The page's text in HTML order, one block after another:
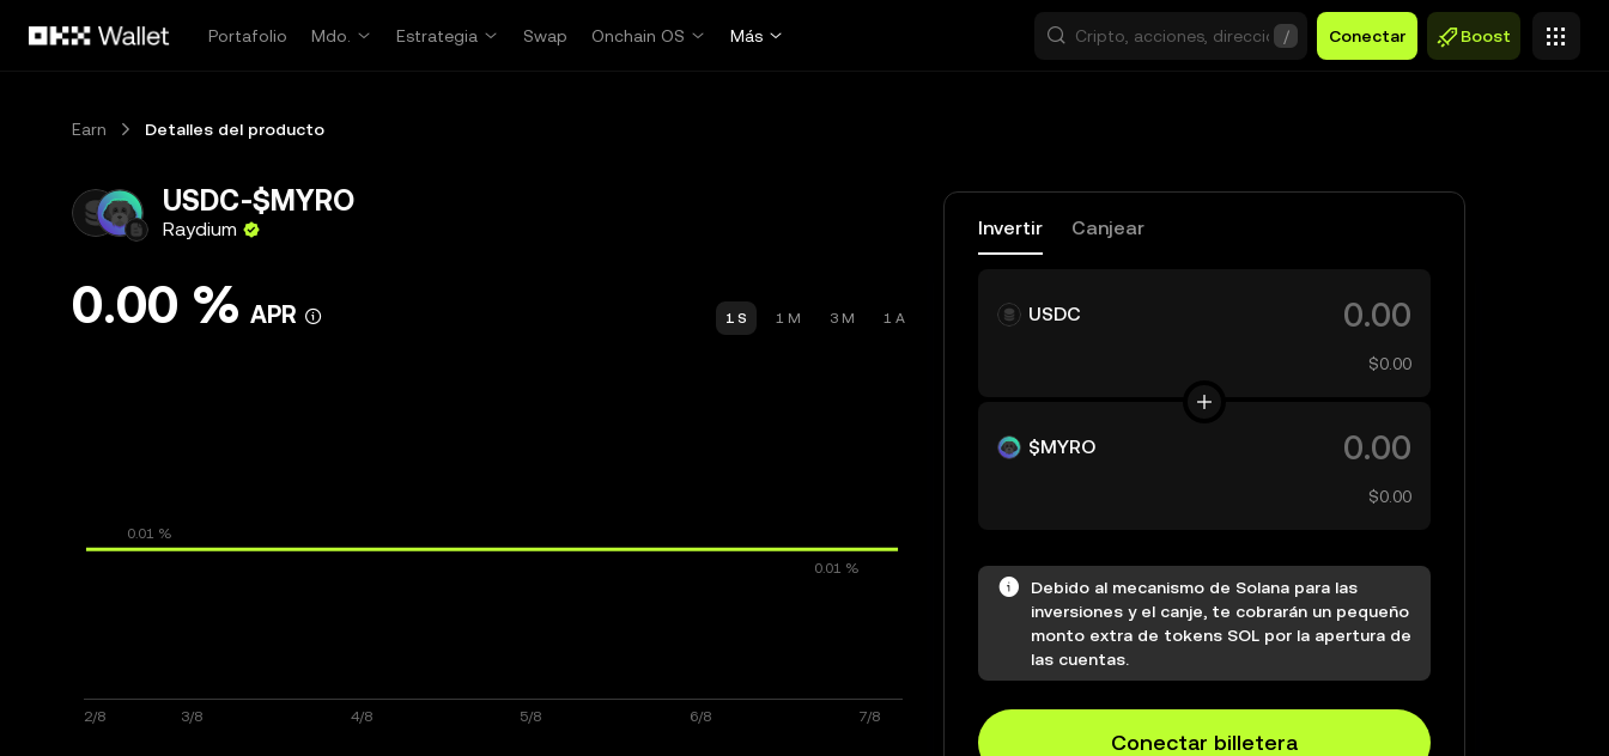
Portafolio
Mdo. Estrategia Swap Onchain OS Más / Conectar Boost
Earn Detalles del producto
USDC-$MYRO
Raydium
0.00 % APR 1 S 1 M 3 M 1 A
Invertir Canjear
USDC
$0.00
$MYRO
$0.00
Debido al mecanismo de Solana para las
inversiones y el canje, te cobrarán un pequeño
monto extra de tokens SOL por la apertura de
las cuentas.
Conectar billetera